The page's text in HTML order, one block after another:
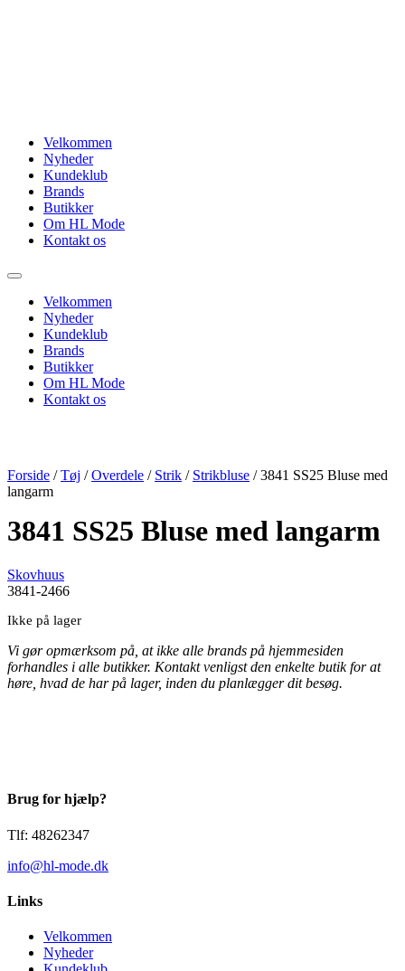
Velkommen
Nyheder
Kundeklub
Brands
Butikker
Om HL Mode
Kontakt os
Velkommen
Nyheder
Kundeklub
Brands
Butikker
Om HL Mode
Kontakt os
Forside /Tøj /Overdele / Strik / Strikbluse / 3841 SS25 Bluse med
langarm
3841 SS25 Bluse med langarm
Skovhuus
3841-2466
Ikke på lager
Vi gør opmærksom på, at ikke alle brands på hjemmesiden
forhandles i alle butikker. Kontakt venligst den enkelte butik for at
høre, hvad de har på lager, inden du planlægger dit besøg.
Brug for hjælp?
Tlf: 48262347
info@hl-mode.dk
Links
Velkommen
Nyheder